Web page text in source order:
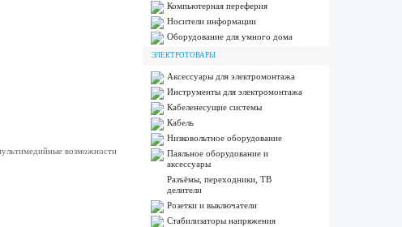
возможности
Компьютерная переферия
Носители информации
Оборудование для умного дома
ЭЛЕКТРОТОВАРЫ
Аксессуары для электромонтажа
Инструменты для электромонтажа
Кабеленесущие системы
Кабель
Низковольтное оборудование
Паяльное оборудование и
аксессуары
Разъёмы, переходники, ТВ
делители
Розетки и выключатели
Стабилизаторы напряжения